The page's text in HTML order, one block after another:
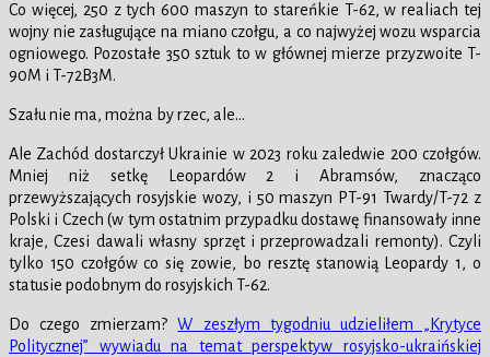
Co więcej, 250 z tych 600 maszyn to stareńkie T-62, w realiach tej
wojny nie zasługujące na miano czołgu, a co najwyżej wozu wsparcia
ogniowego. Pozostałe 350 sztuk to w głównej mierze przyzwoite T-
90M i T-72B3M.
Szału nie ma, można by rzec, ale…
Ale Zachód dostarczył Ukrainie w 2023 roku zaledwie 200 czołgów.
Mniej niż setkę Leopardów 2 i Abramsów, znacząco
przewyższających rosyjskie wozy, i 50 maszyn PT-91 Twardy/T-72 z
Polski i Czech (w tym ostatnim przypadku dostawę finansowały inne
kraje, Czesi dawali własny sprzęt i przeprowadzali remonty). Czyli
tylko 150 czołgów co się zowie, bo resztę stanowią Leopardy 1, o
statusie podobnym do rosyjskich T-62.
Do czego zmierzam?W zeszłym tygodniu udzieliłem „Krytyce
Politycznej” wywiadu na temat perspektyw rosyjsko-ukraińskiej